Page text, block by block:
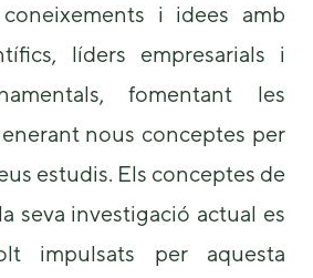
i idees amb
líders empresarials i
fomentant les
nous conceptes per
estudis. Els conceptes de
seva investigació actual es
impulsats per aquesta